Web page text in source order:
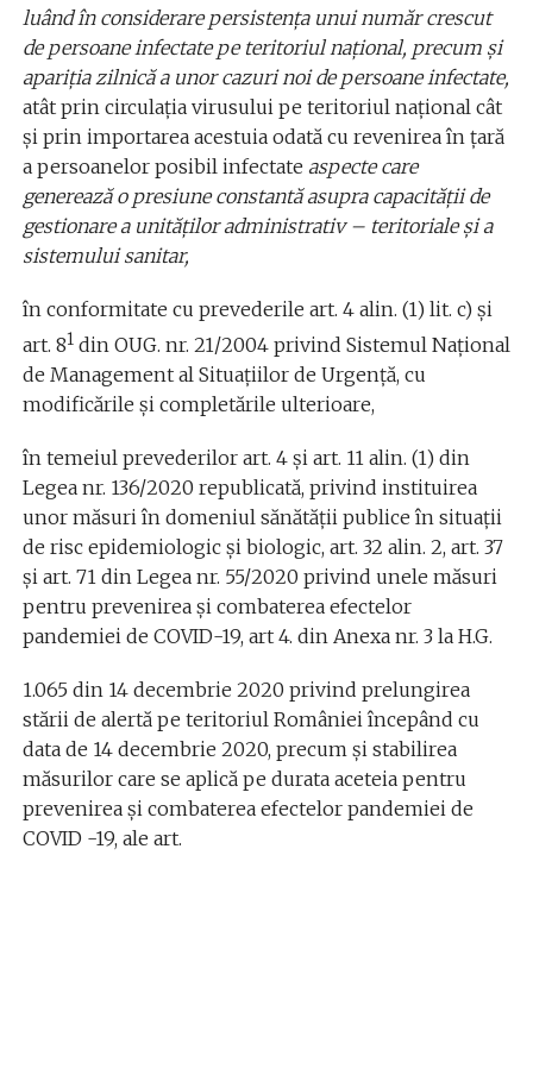
luând în considerare persistența unui număr crescut
de persoane infectate pe teritoriul național, precum și
apariția zilnică a unor cazuri noi de persoane infectate,
atât prin circulația virusului pe teritoriul național cât
și prin importarea acestuia odată cu revenirea în țară
a persoanelor posibil infectate aspecte care
generează o presiune constantă asupra capacității de
gestionare a unităților administrativ – teritoriale și a
sistemului sanitar,
în conformitate cu prevederile art. 4 alin. (1) lit. c) și
art. 81din OUG. nr. 21/2004 privind Sistemul Național
de Management al Situaţiilor de Urgenţă, cu
modificările și completările ulterioare,
în temeiul prevederilor art. 4 și art. 11 alin. (1) din
Legea nr. 136/2020 republicată, privind instituirea
unor măsuri în domeniul sănătății publice în situaţii
de risc epidemiologic şi biologic, art. 32 alin. 2, art. 37
și art. 71 din Legea nr. 55/2020 privind unele măsuri
pentru prevenirea şi combaterea efectelor
pandemiei de COVID-19, art 4. din Anexa nr. 3 la H.G.
1.065 din 14 decembrie 2020 privind prelungirea
stării de alertă pe teritoriul României începând cu
data de 14 decembrie 2020, precum și stabilirea
măsurilor care se aplică pe durata aceteia pentru
prevenirea și combaterea efectelor pandemiei de
COVID -19, ale art.